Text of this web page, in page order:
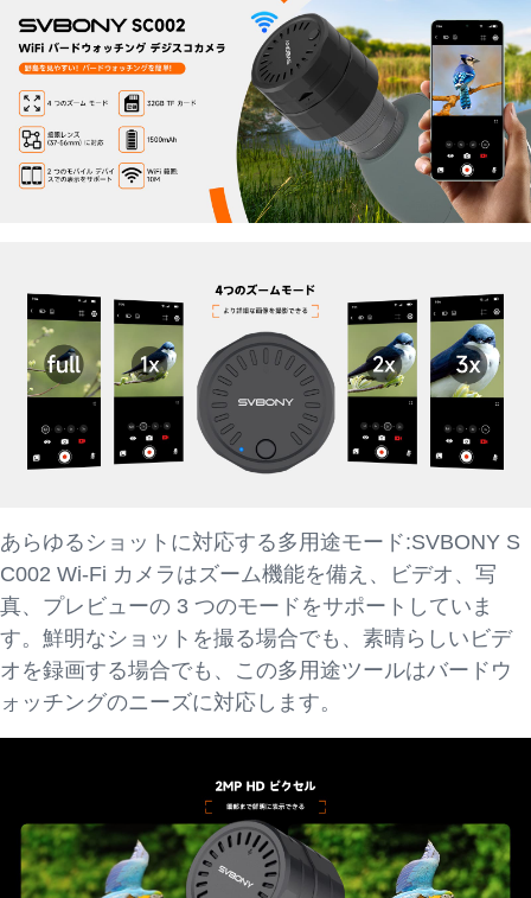
あらゆるショットに対応する多用途モード:SVBONY S
C002 Wi-Fi カメラはズーム機能を備え、ビデオ、写
真、プレビューの 3 つのモードをサポートしていま
す。鮮明なショットを撮る場合でも、素晴らしいビデ
オを録画する場合でも、この多用途ツールはバードウ
ォッチングのニーズに対応します。